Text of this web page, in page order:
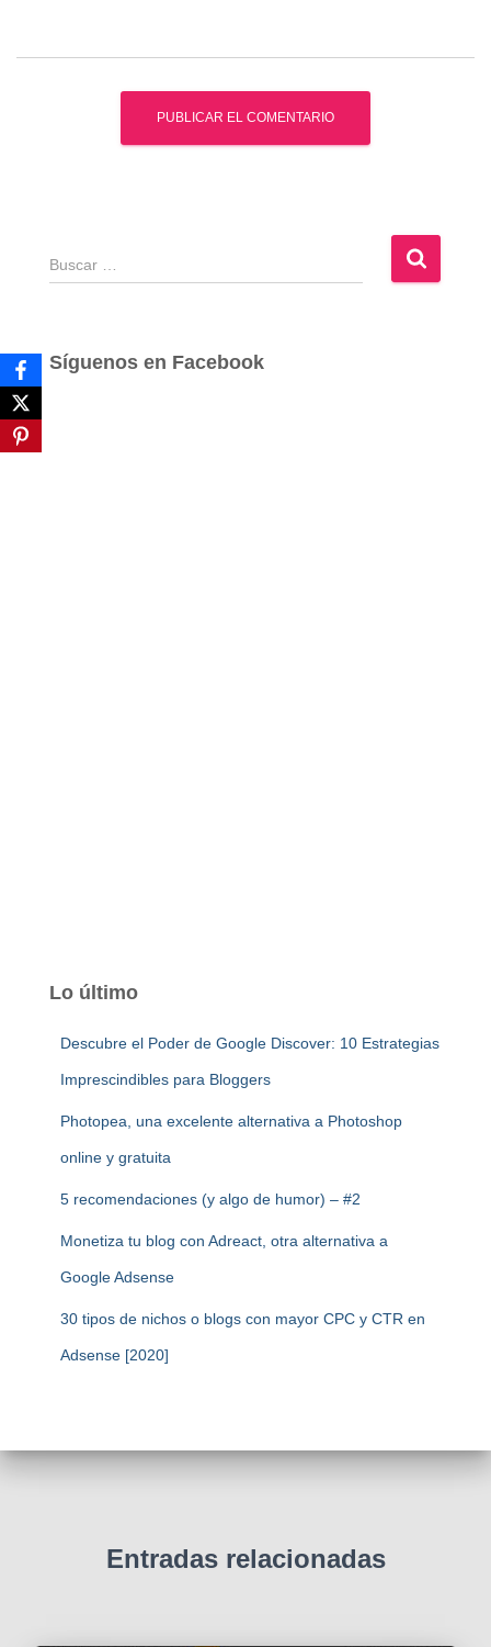
B
u
a
Síguenos en Facebook
Lo último
Descubre el Poder de Google Discover: 10 Estrategias
Imprescindibles para Bloggers
Photopea, una excelente alternativa a Photoshop
online y gratuita
5 recomendaciones (y algo de humor) – #2
Monetiza tu blog con Adreact, otra alternativa a
Google Adsense
30 tipos de nichos o blogs con mayor CPC y CTR en
Adsense [2020]
Entradas relacionadas